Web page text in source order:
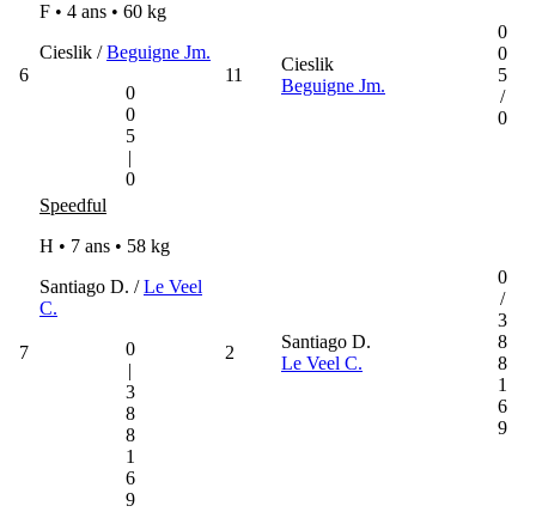
6
F • 4 ans • 60 kg
Cieslik /Beguigne Jm.
0
0
5
|
0
11
Cieslik
Beguigne Jm.
0
0
5
/
0
7
Speedful
H • 7 ans • 58 kg
Santiago D. /Le Veel
C.
0
|
3
8
8
1
6
9
2
Santiago D.
Le Veel C.
0
/
3
8
8
1
6
9